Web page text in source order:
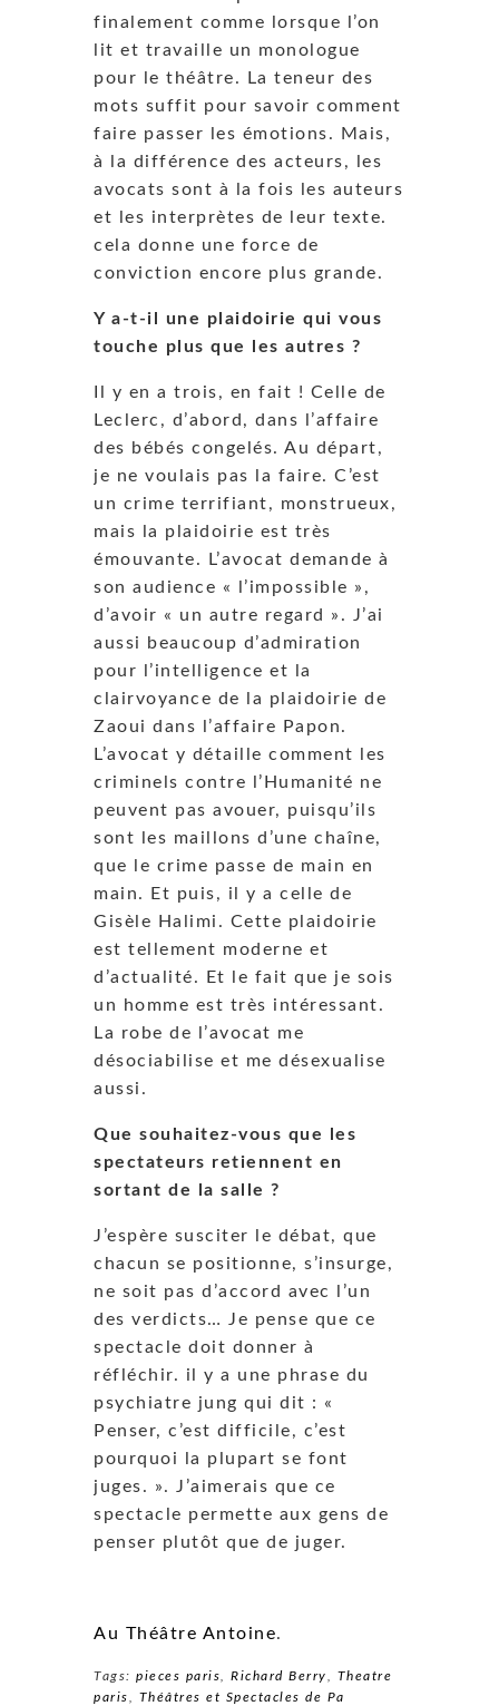
finalement comme lorsque l’on
lit et travaille un monologue
pour le théâtre. La teneur des
mots suffit pour savoir comment
faire passer les émotions. Mais,
à la différence des acteurs, les
avocats sont à la fois les auteurs
et les interprètes de leur texte.
cela donne une force de
conviction encore plus grande.
Y a-t-il une plaidoirie qui vous
touche plus que les autres ?
Il y en a trois, en fait ! Celle de
Leclerc, d’abord, dans l’affaire
des bébés congelés. Au départ,
je ne voulais pas la faire. C’est
un crime terrifiant, monstrueux,
mais la plaidoirie est très
émouvante. L’avocat demande à
son audience « l’impossible »,
d’avoir « un autre regard ». J’ai
aussi beaucoup d’admiration
pour l’intelligence et la
clairvoyance de la plaidoirie de
Zaoui dans l’affaire Papon.
L’avocat y détaille comment les
criminels contre l’Humanité ne
peuvent pas avouer, puisqu’ils
sont les maillons d’une chaîne,
que le crime passe de main en
main. Et puis, il y a celle de
Gisèle Halimi. Cette plaidoirie
est tellement moderne et
d’actualité. Et le fait que je sois
un homme est très intéressant.
La robe de l’avocat me
désociabilise et me désexualise
aussi.
Que souhaitez-vous que les
spectateurs retiennent en
sortant de la salle ?
J’espère susciter le débat, que
chacun se positionne, s’insurge,
ne soit pas d’accord avec l’un
des verdicts… Je pense que ce
spectacle doit donner à
réfléchir. il y a une phrase du
psychiatre jung qui dit : «
Penser, c’est difficile, c’est
pourquoi la plupart se font
juges. ». J’aimerais que ce
spectacle permette aux gens de
penser plutôt que de juger.
Au Théâtre Antoine.
Tags: pieces paris Richard Berry
Theatre
paris
Théâtres et Spectacles de Pa